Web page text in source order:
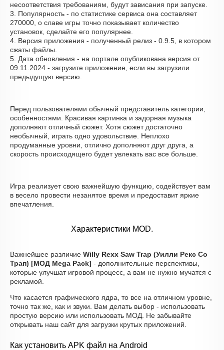
несоответствия требованиям, будут зависания при запуске.
3. Популярность - по статистике сервиса она составляет
270000, о cлаве игры точно показывает количество
установок, сделайте его популярнее.
4. Версия приложения - полученный релиз - 0.9.5, в котором
сжаты файлы.
5. Дата обновления - на портале опубликована версия от
09.11.2024 - загрузите приложение, если вы загрузили
предыдущую версию.
Перед пользователями обычный представитель категории,
особенностями. Красивая картинка и задорная музыка
дополняют отличный сюжет. Хотя сюжет достаточно
необычный, играть одно удовольствие. Неплохо
продуманные уровни, отлично дополняют друг друга, а
скорость происходящего будет увлекать вас все больше.
Игра реализует свою важнейшую функцию, содействует вам
в весело провести незанятое время и предоставит яркие
впечатления.
Характеристики MOD.
Важнейшее различие Willy Rexx Saw Trap (Уилли Рекс Со
Трап) [МОД Mega Pack] - дополнительные перспективы,
которые улучшат игровой процесс, а вам не нужно мучатся с
рекламой.
Что касается графического ядра, то все на отличном уровне,
точно так же, как и звуки. Вам делать выбор - использовать
простую версию или использовать МОД. Не забывайте
открывать наш сайт для загрузки крутых приложений.
Как установить APK файл на Android